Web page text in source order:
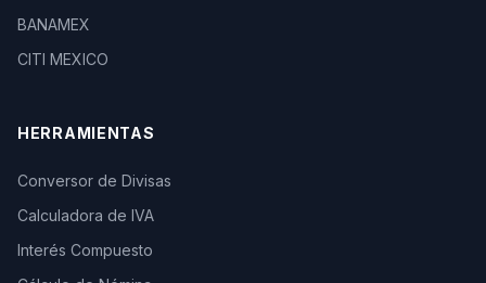
BANAMEX
CITI MEXICO
HERRAMIENTAS
Conversor de Divisas
Calculadora de IVA
Interés Compuesto